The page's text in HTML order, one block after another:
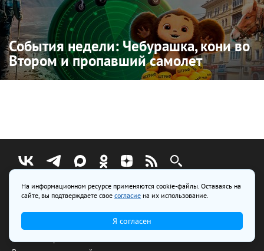
События недели: Чебурашка, кони во
Втором и пропавший самолет
Гид по сибирской кухне
Карта катков
На информационном ресурсе применяются cookie-файлы. Оставаясь на
сайте, вы подтверждаете свое согласие на их использование.
Я согласен